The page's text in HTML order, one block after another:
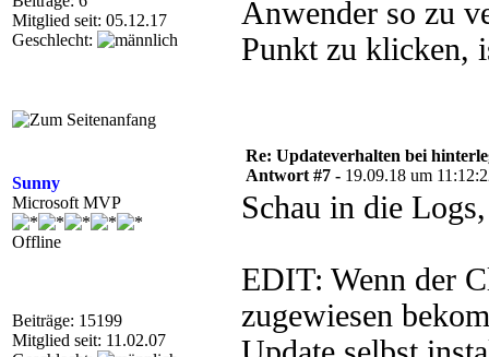
Mitglied seit: 05.12.17
Geschlecht:
Anwender so zu
Punkt zu klicken,
Sunny
Microsoft MVP
Offline
Beiträge: 15199
Mitglied seit: 11.02.07
Re: Updateverhalten bei
Antwort #7 - 19.09.18 um
Schau in die
EDIT: Wenn der
zugewiesen